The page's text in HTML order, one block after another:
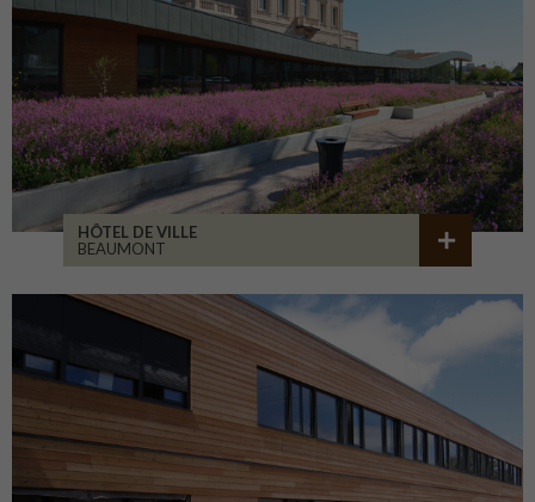
HÔTEL DE VILLE
BEAUMONT